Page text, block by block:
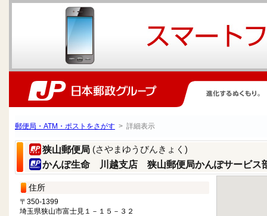
郵便局・ATM・ポストをさがす > 詳細表示
狭山郵便局 (さやまゆうびんきょく)
かんぽ生命 川越支店 狭山郵便局かんぽサービス
住所
〒350-1399
埼玉県狭山市富士見１－１５－３２